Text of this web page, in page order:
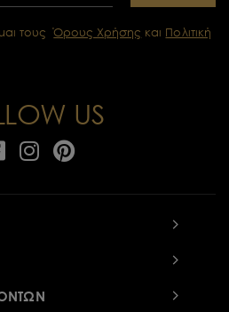
τουςΌρους Χρήσης και Πολιτική
US